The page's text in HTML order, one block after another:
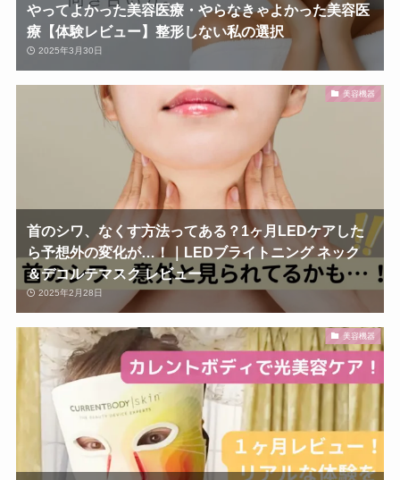
やってよかった美容医療・やらなきゃよかった美容医
療【体験レビュー】整形しない私の選択
2025年3月30日
美容機器
首のシワ、なくす方法ってある？1ヶ月LEDケアした
ら予想外の変化が…！｜LEDブライトニング ネック
＆デコルテマスク レビュー
2025年2月28日
美容機器